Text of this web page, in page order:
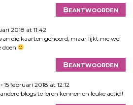
Beantwoorden
2018 at 11:42
die kaarten gehoord, maar lijkt me wel
doen
Beantwoorden
15 februari 2018 at 12:12
blogs te leren kennen en leuke actie!!